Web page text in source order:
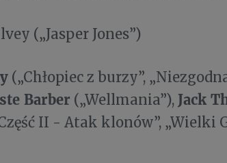
(„Jasper Jones”)
(„Chłopiec z burzy”,
Barber („Wellmania”), Jack
II - Atak klonów”, „Wielki